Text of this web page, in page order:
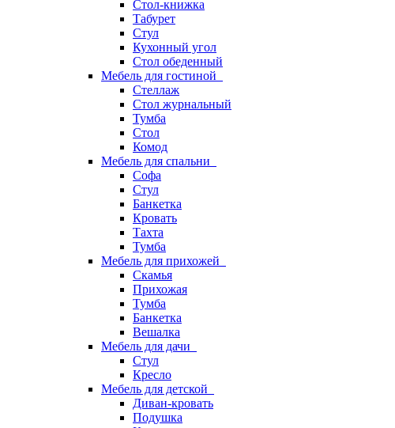
Стол-книжка
Табурет
Стул
Кухонный угол
Стол обеденный
Мебель для гостиной
Стеллаж
Стол журнальный
Тумба
Стол
Комод
Мебель для спальни
Софа
Стул
Банкетка
Кровать
Тахта
Тумба
Мебель для прихожей
Скамья
Прихожая
Тумба
Банкетка
Вешалка
Мебель для дачи
Стул
Кресло
Мебель для детской
Диван-кровать
Подушка